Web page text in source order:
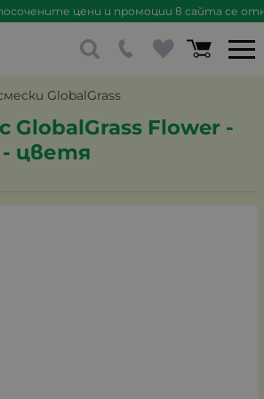
цени и промоции в сайта се
GlobalGrass
GlobalGrass Flower -
- цветя